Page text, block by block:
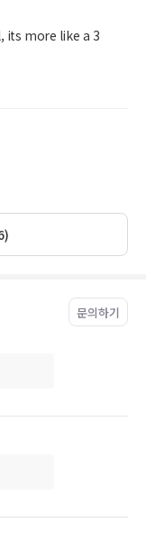
They
check out.
experience feel
again in a
its more like a 3
문의하기